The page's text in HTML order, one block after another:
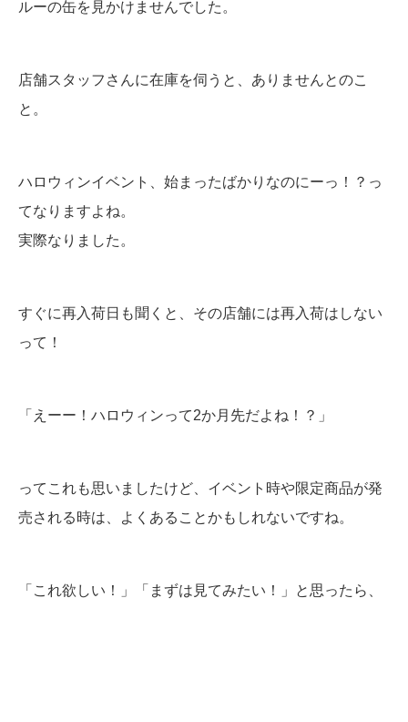
ルーの缶を見かけませんでした。
店舗スタッフさんに在庫を伺うと、ありませんとのこ
と。
ハロウィンイベント、始まったばかりなのにーっ！？っ
てなりますよね。
実際なりました。
すぐに再入荷日も聞くと、その店舗には再入荷はしない
って！
「えーー！ハロウィンって2か月先だよね！？」
ってこれも思いましたけど、イベント時や限定商品が発
売される時は、よくあることかもしれないですね。
「これ欲しい！」「まずは見てみたい！」と思ったら、